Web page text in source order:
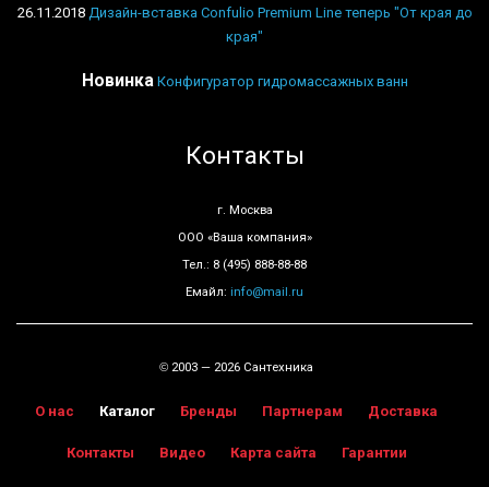
26.11.2018 Дизайн-вставка Confulio Premium Line теперь "От края до
края"
Новинка Конфигуратор гидромассажных ванн
Контакты
г. Москва
ООО «Ваша компания»
Тел.: 8 (495) 888-88-88
Емайл: info@mail.ru
© 2003 — 2026 Сантехника
О нас Каталог Бренды Партнерам Доставка
Контакты Видео Карта сайта Гарантии